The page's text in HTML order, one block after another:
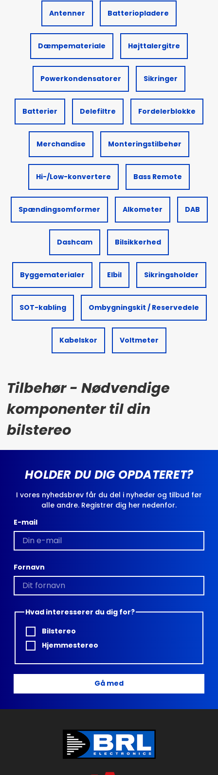
Antenner Batteriopladere
Dæmpemateriale Højttalergitre
Powerkondensatorer Sikringer
Batterier Delefiltre Fordelerblokke
Merchandise Monteringstilbehør
Hi-/Low-konvertere Bass Remote
Spændingsomformer Alkometer DAB
Dashcam Bilsikkerhed
Byggematerialer Elbil Sikringsholder
SOT-kabling Ombygningskit / Reservedele
Kabelskor Voltmeter
Tilbehør - Nødvendige
komponenter til din
bilstereo
HOLDER DU DIG OPDATERET?
I vores nyhedsbrev får du del i nyheder og tilbud før
alle andre. Registrer dig her nedenfor.
E-mail
Fornavn
Hvad interesserer du dig for?
Bilstereo
Hjemmestereo
Gå med